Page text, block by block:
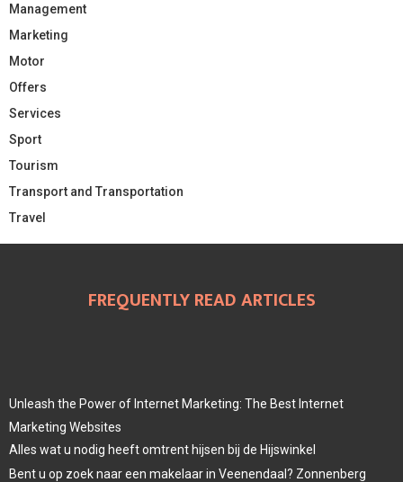
Management
Marketing
Motor
Offers
Services
Sport
Tourism
Transport and Transportation
Travel
FREQUENTLY READ ARTICLES
Unleash the Power of Internet Marketing: The Best Internet
Marketing Websites
Alles wat u nodig heeft omtrent hijsen bij de Hijswinkel
Bent u op zoek naar een makelaar in Veenendaal? Zonnenberg